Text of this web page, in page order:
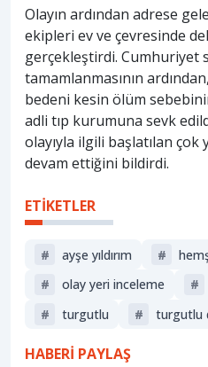
Olayın ardından adrese
ekipleri ev ve çevresinde
gerçekleştirdi. Cumhuriyet
tamamlanmasının ardından,
bedeni kesin ölüm
adli tıp kurumuna sevk
olayıyla ilgili başlatılan
devam ettiğini bildirdi.
ETİKETLER
# ayşe yıldırım #
#
olay yeri inceleme #
#
turgutlu # turgutlu
HABERİ PAYLAŞ